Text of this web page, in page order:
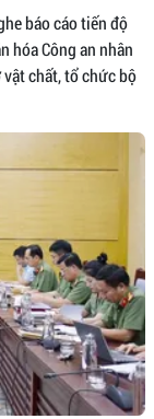
báo cáo tiến độ
hóa Công an nhân
vật chất, tổ chức bộ